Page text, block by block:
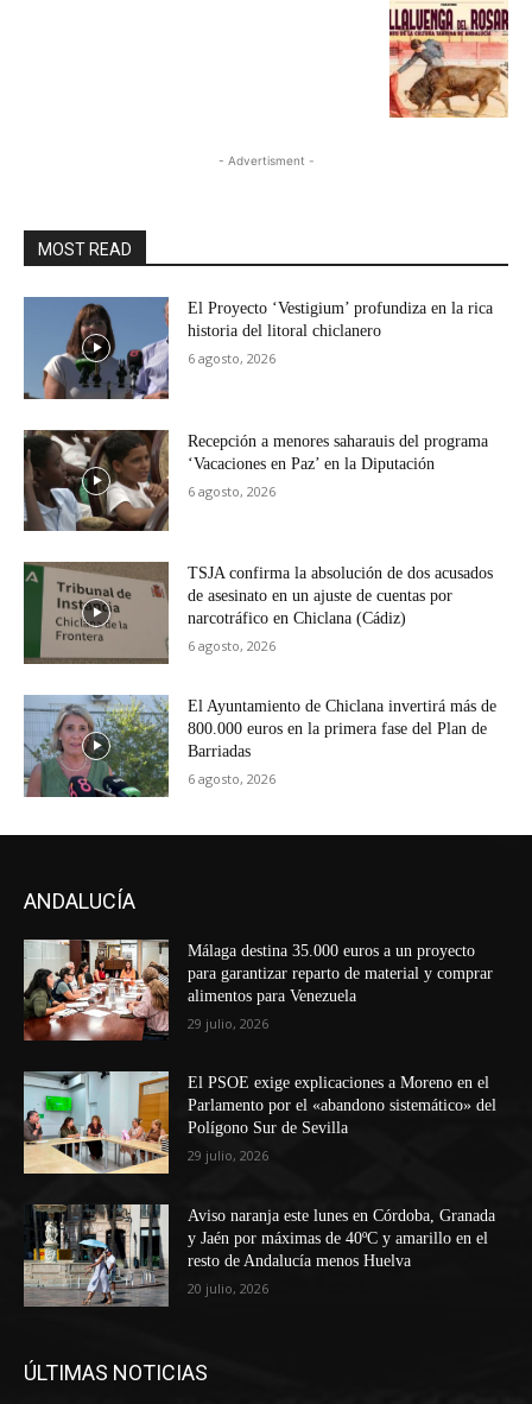
- Advertisment -
MOST READ
El Proyecto ‘Vestigium’ profundiza en la rica
historia del litoral chiclanero
6 agosto, 2026
Recepción a menores saharauis del programa
‘Vacaciones en Paz’ en la Diputación
6 agosto, 2026
TSJA confirma la absolución de dos acusados
de asesinato en un ajuste de cuentas por
narcotráfico en Chiclana (Cádiz)
6 agosto, 2026
El Ayuntamiento de Chiclana invertirá más de
800.000 euros en la primera fase del Plan de
Barriadas
6 agosto, 2026
ANDALUCÍA
Málaga destina 35.000 euros a un proyecto
para garantizar reparto de material y comprar
alimentos para Venezuela
29 julio, 2026
El PSOE exige explicaciones a Moreno en el
Parlamento por el «abandono sistemático» del
Polígono Sur de Sevilla
29 julio, 2026
Aviso naranja este lunes en Córdoba, Granada
y Jaén por máximas de 40ºC y amarillo en el
resto de Andalucía menos Huelva
20 julio, 2026
ÚLTIMAS NOTICIAS